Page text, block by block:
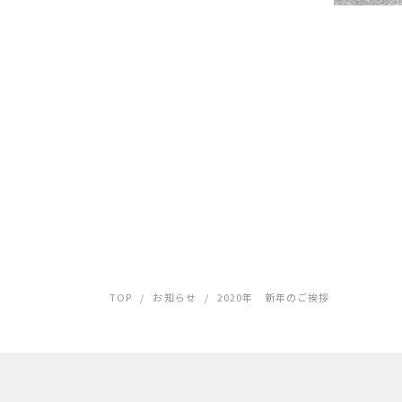
TOP / お知らせ / 2020年 新年のご挨拶